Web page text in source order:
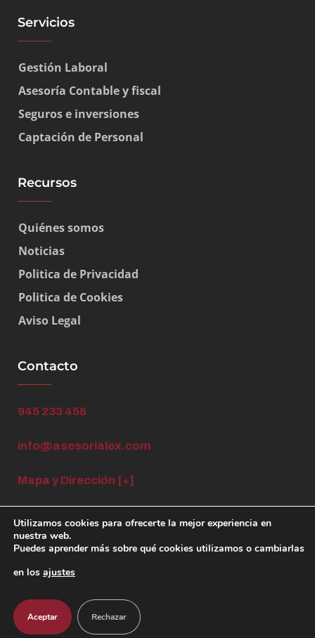
Servicios
Gestión Laboral
Asesoría Contable y fiscal
Seguros e inversiones
Captación de Personal
Recursos
Quiénes somos
Noticias
Politica de Privacidad
Politica de Cookies
Aviso Legal
Contacto
945 233 458
info@asesorialex.com
Mapa y Dirección [+]
© 2024 BAZAN LEX ASESORIA LABORAL S.L. Todos los
derechos reservados
Utilizamos cookies para ofrecerte la mejor experiencia en
nuestra web.
Puedes aprender más sobre qué cookies utilizamos o cambiarlas
en los ajustes
Aceptar Rechazar